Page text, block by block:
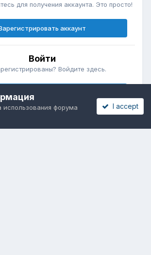
для получения аккаунта. Это просто!
аккаунт
Войти
Войдите здесь.
использования форума
I accept